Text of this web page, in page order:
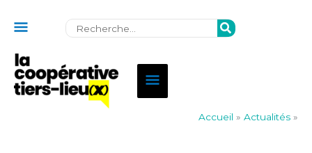
Rechercher:
de
l'en-
Menu
principal
Accueil » Actualités »